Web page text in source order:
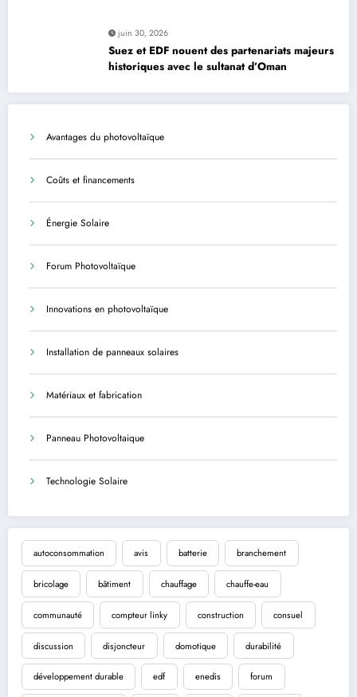
juin 30, 2026
Suez et EDF nouent des partenariats majeurs
historiques avec le sultanat d’Oman
Avantages du photovoltaïque
Coûts et financements
Énergie Solaire
Forum Photovoltaïque
Innovations en photovoltaïque
Installation de panneaux solaires
Matériaux et fabrication
Panneau Photovoltaique
Technologie Solaire
autoconsommation avis batterie branchement
bricolage bâtiment chauffage chauffe-eau
communauté compteur linky construction consuel
discussion disjoncteur domotique durabilité
développement durable edf enedis forum